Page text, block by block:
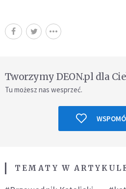
Tworzymy DEON.pl dla
Tu możesz nas wesprzeć.
TEMATY W